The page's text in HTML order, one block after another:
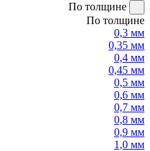
По толщине
По толщине
0,3 мм
0,35 мм
0,4 мм
0,45 мм
0,5 мм
0,6 мм
0,7 мм
0,8 мм
0,9 мм
1,0 мм